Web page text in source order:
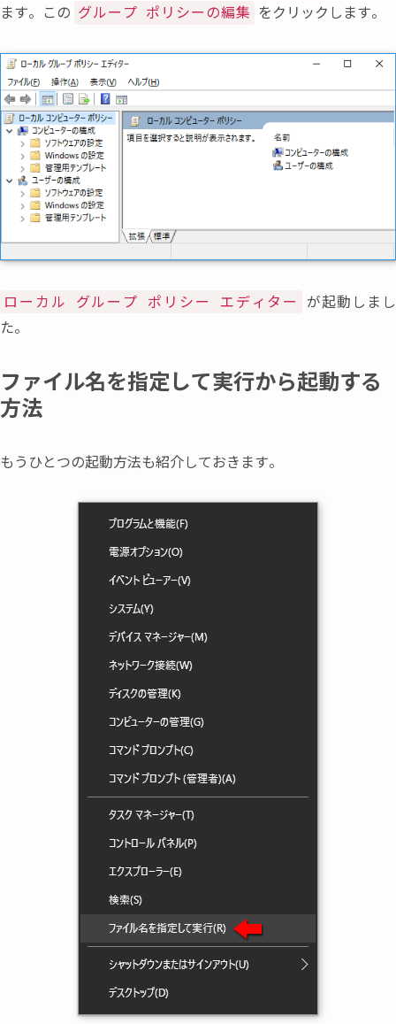
ます。この グループ ポリシーの編集 をクリックします。
ローカル グループ ポリシー エディター
が起動しまし
た。
ファイル名を指定して実行から起動する
方法
もうひとつの起動方法も紹介しておきます。